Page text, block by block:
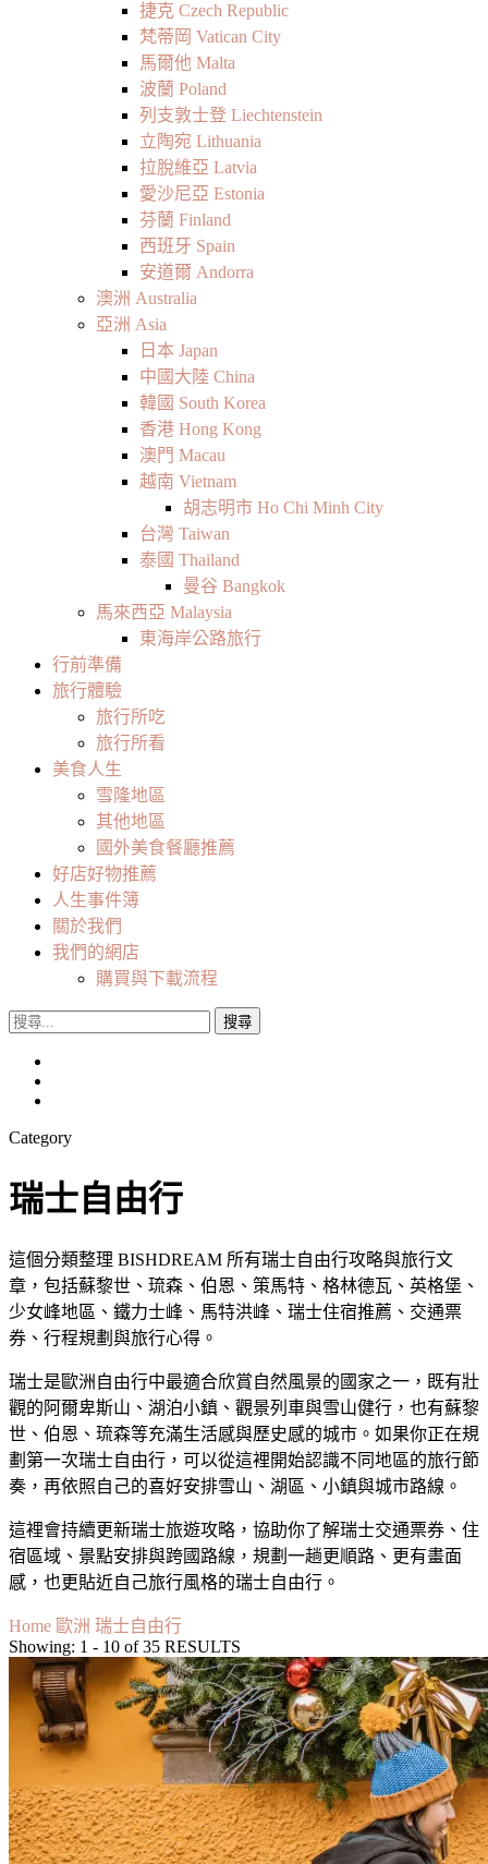
捷克 Czech Republic
梵蒂岡 Vatican City
馬爾他 Malta
波蘭 Poland
列支敦士登 Liechtenstein
立陶宛 Lithuania
拉脫維亞 Latvia
愛沙尼亞 Estonia
芬蘭 Finland
西班牙 Spain
安道爾 Andorra
澳洲 Australia
亞洲 Asia
日本 Japan
中國大陸 China
韓國 South Korea
香港 Hong Kong
澳門 Macau
越南 Vietnam
胡志明市 Ho Chi Minh City
台灣 Taiwan
泰國 Thailand
曼谷 Bangkok
馬來西亞 Malaysia
東海岸公路旅行
行前準備
旅行體驗
旅行所吃
旅行所看
美食人生
雪隆地區
其他地區
國外美食餐廳推薦
好店好物推薦
人生事件簿
關於我們
我們的網店
購買與下載流程
搜
Category
瑞士自由行
這個分類整理 BISHDREAM 所有瑞士自由行攻略與旅行文
章，包括蘇黎世、琉森、伯恩、策馬特、格林德瓦、英格堡、
少女峰地區、鐵力士峰、馬特洪峰、瑞士住宿推薦、交通票
券、行程規劃與旅行心得。
瑞士是歐洲自由行中最適合欣賞自然風景的國家之一，既有壯
觀的阿爾卑斯山、湖泊小鎮、觀景列車與雪山健行，也有蘇黎
世、伯恩、琉森等充滿生活感與歷史感的城市。如果你正在規
劃第一次瑞士自由行，可以從這裡開始認識不同地區的旅行節
奏，再依照自己的喜好安排雪山、湖區、小鎮與城市路線。
這裡會持續更新瑞士旅遊攻略，協助你了解瑞士交通票券、住
宿區域、景點安排與跨國路線，規劃一趟更順路、更有畫面
感，也更貼近自己旅行風格的瑞士自由行。
Home 歐洲 瑞士自由行
Showing: 1 - 10 of 35 RESULTS